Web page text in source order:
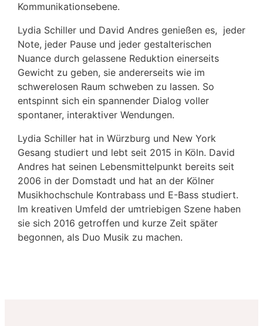
Kommunikationsebene.
Lydia Schiller und David Andres genießen es, jeder
Note, jeder Pause und jeder gestalterischen
Nuance durch gelassene Reduktion einerseits
Gewicht zu geben, sie andererseits wie im
schwerelosen Raum schweben zu lassen. So
entspinnt sich ein spannender Dialog voller
spontaner, interaktiver Wendungen.
Lydia Schiller hat in Würzburg und New York
Gesang studiert und lebt seit 2015 in Köln. David
Andres hat seinen Lebensmittelpunkt bereits seit
2006 in der Domstadt und hat an der Kölner
Musikhochschule Kontrabass und E-Bass studiert.
Im kreativen Umfeld der umtriebigen Szene haben
sie sich 2016 getroffen und kurze Zeit später
begonnen, als Duo Musik zu machen.